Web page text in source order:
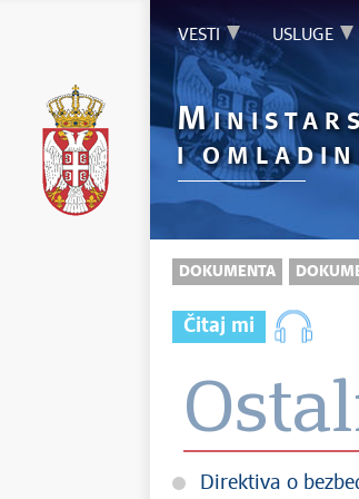
VESTI USLUGE
M
I
DOKUMENTA
Čitaj mi
Direktiva o